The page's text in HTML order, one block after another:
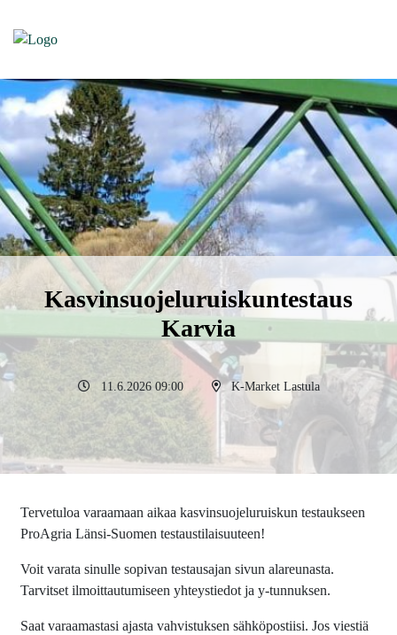
Kasvinsuojeluruiskuntestaus
Karvia
11.6.2026 09:00 K-Market Lastula
Tervetuloa varaamaan aikaa kasvinsuojeluruiskun testaukseen
ProAgria Länsi-Suomen testaustilaisuuteen!
Voit varata sinulle sopivan testausajan sivun alareunasta.
Tarvitset ilmoittautumiseen yhteystiedot ja y-tunnuksen.
Saat varaamastasi ajasta vahvistuksen sähköpostiisi. Jos viestiä